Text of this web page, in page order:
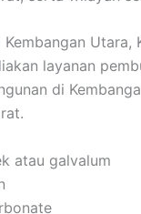
Utara,
layanan
di
atau galvalum